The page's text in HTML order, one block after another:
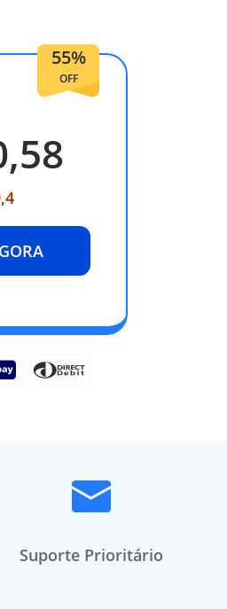
55%
OFF
Suporte Prioritário